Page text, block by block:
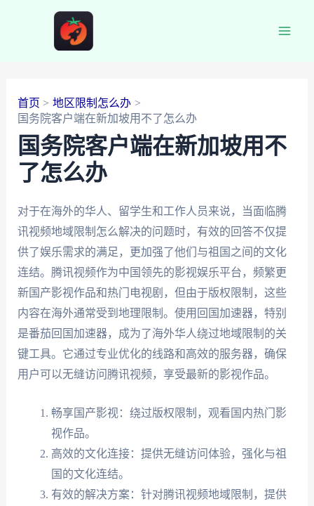
首页
地区限制怎么办
国务院客户端在新加坡用不了怎么办
国务院客户端在新加坡用不
了怎么办
对于在海外的华人、留学生和工作人员来说，当面临腾
讯视频地域限制怎么解决的问题时，有效的回答不仅提
供了娱乐需求的满足，更加强了他们与祖国之间的文化
连结。腾讯视频作为中国领先的影视娱乐平台，频繁更
新国产影视作品和热门电视剧，但由于版权限制，这些
内容在海外通常受到地理限制。使用回国加速器，特别
是番茄回国加速器，成为了海外华人绕过地域限制的关
键工具。它通过专业优化的线路和高效的服务器，确保
用户可以无缝访问腾讯视频，享受最新的影视作品。
畅享国产影视：绕过版权限制，观看国内热门影
视作品。
高效的文化连接：提供无缝访问体验，强化与祖
国的文化连结。
有效的解决方案：针对腾讯视频地域限制，提供